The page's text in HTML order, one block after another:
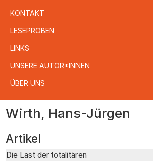
KONTAKT
LESEPROBEN
LINKS
UNSERE AUTOR*INNEN
ÜBER UNS
zum
Wirth, Hans-Jürgen
Artikel
Die Last der totalitären